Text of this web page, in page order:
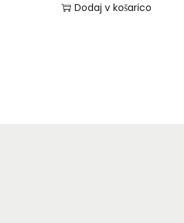
Dodaj v košarico